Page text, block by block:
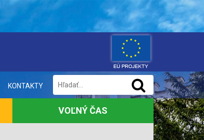
KONTAKTY
VOĽNÝ ČAS